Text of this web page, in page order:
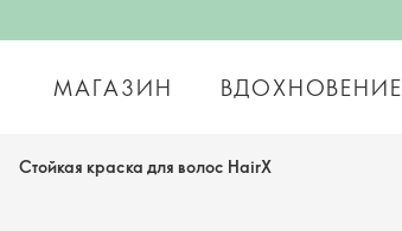
МАГАЗИН ВДОХНОВЕНИЕ
Cтойкая краска для волос HairX